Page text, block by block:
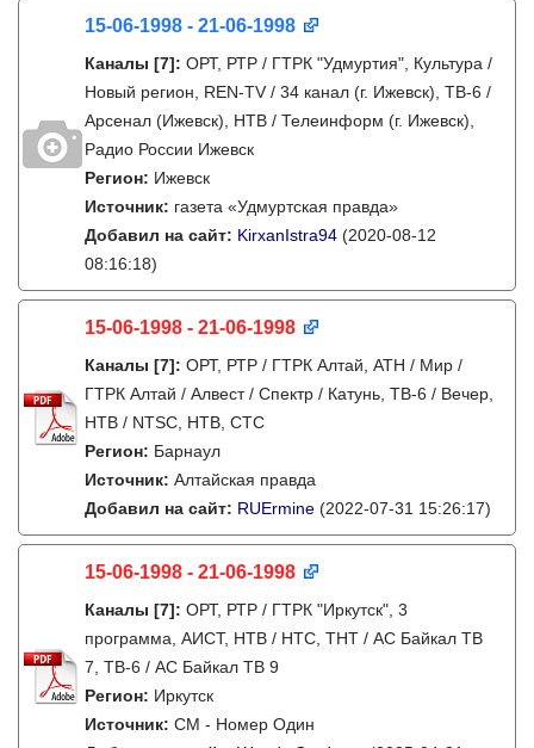
15-06-1998 - 21-06-1998
Каналы [7]: ОРТ, РТР / ГТРК "Удмуртия", Культура /
Новый регион, REN-TV / 34 канал (г. Ижевск), ТВ-6 /
Арсенал (Ижевск), НТВ / Телеинформ (г. Ижевск),
Радио России Ижевск
Регион: Ижевск
Источник: газета «Удмуртская правда»
Добавил на сайт: KirxanIstra94 (2020-08-12
08:16:18)
15-06-1998 - 21-06-1998
Каналы [7]: ОРТ, РТР / ГТРК Алтай, АТН / Мир /
ГТРК Алтай / Алвест / Спектр / Катунь, ТВ-6 / Вечер,
НТВ / NTSC, НТВ, СТС
Регион: Барнаул
Источник: Алтайская правда
Добавил на сайт: RUErmine (2022-07-31 15:26:17)
15-06-1998 - 21-06-1998
Каналы [7]: ОРТ, РТР / ГТРК "Иркутск", 3
программа, АИСТ, НТВ / НТС, ТНТ / АС Байкал ТВ
7, ТВ-6 / АС Байкал ТВ 9
Регион: Иркутск
Источник: СМ - Номер Один